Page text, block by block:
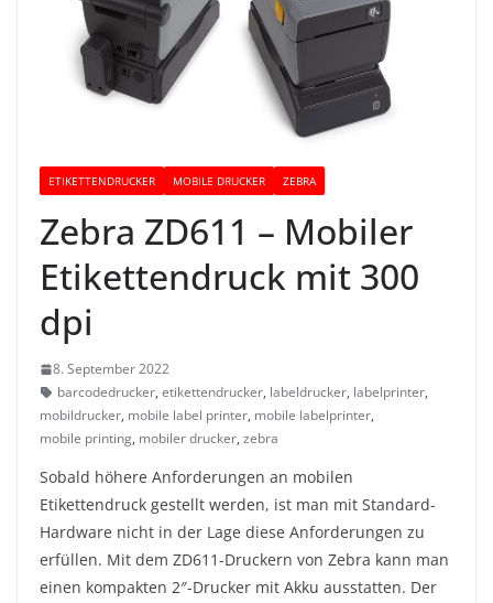
ETIKETTENDRUCKER MOBILE DRUCKER ZEBRA
Zebra ZD611 – Mobiler
Etikettendruck mit 300
dpi
8. September 2022
barcodedrucker, etikettendrucker, labeldrucker, labelprinter,
mobildrucker, mobile label printer, mobile labelprinter,
mobile printing, mobiler drucker, zebra
Sobald höhere Anforderungen an mobilen
Etikettendruck gestellt werden, ist man mit Standard-
Hardware nicht in der Lage diese Anforderungen zu
erfüllen. Mit dem ZD611-Druckern von Zebra kann man
einen kompakten 2″-Drucker mit Akku ausstatten. Der